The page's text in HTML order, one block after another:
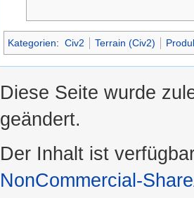
Kategorien: Civ2 Terrain (Civ2)
Diese Seite wurde
geändert.
Der Inhalt ist
NonCommercial-